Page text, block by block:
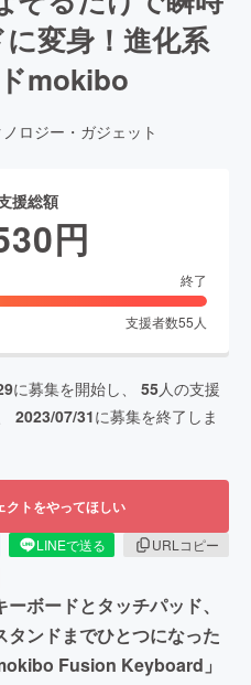
変身！進化系
mokibo
ロジー・ガジェット
援総額
円
終了
支援者数55 人
に募集を開始し、 55人の支援
2023/07/31に募集を終了しま
クトをやってほしい
LINEで送る
URLコピー
ボードとタッチパッド、
タンドまでひとつになった
Fusion Keyboard」